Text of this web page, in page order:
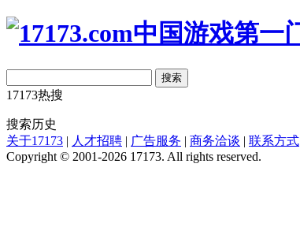
搜索
17173热搜
搜索历史
关于17173 | 人才招聘 | 广告服务 | 商务洽谈 | 联系方式
Copyright © 2001-2026 17173. All rights reserved.